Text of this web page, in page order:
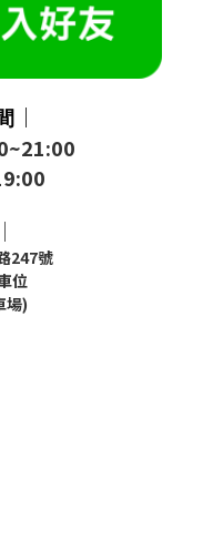
｜
247號
位
場)